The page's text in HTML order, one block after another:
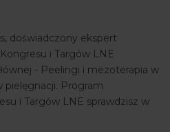
doświadczony ekspert
i Targów LNE
- Peelingi i mezoterapia w
pielęgnacji. Program
i Targów LNE sprawdzisz w